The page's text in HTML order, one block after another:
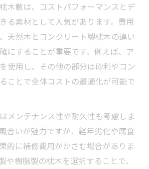
木敷は、コストパフォーマンスとデ
る素材として人気があります。費用
天然木とコンクリート製枕木の違い
にすることが重要です。例えば、ア
使用し、その他の部分は砂利やコン
ことで全体コストの最適化が可能で
メンテナンス性や耐久性も考慮しま
合いが魅力ですが、経年劣化や腐食
的に補修費用がかさむ場合がありま
や樹脂製の枕木を選択することで、